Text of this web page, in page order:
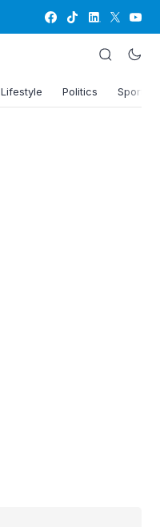
Lifestyle Politics Sports